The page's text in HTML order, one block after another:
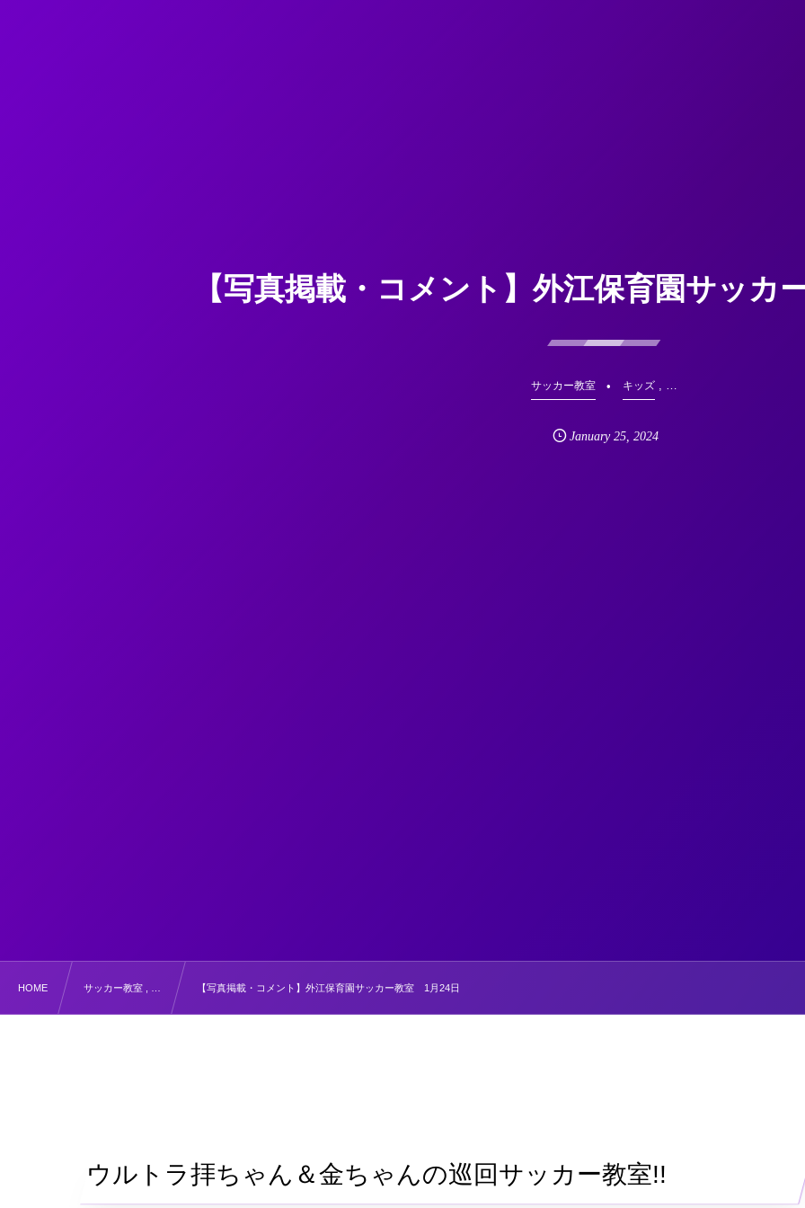
【写真掲載・コメント】外江保育園サッ
サッカー教室 キッズ, …
January 25,2024
HOME サッカー教室 , … 【写真掲載・コメント】外江保育園サッカー教室 1月24日
ウルトラ拝ちゃん＆金ちゃんの巡回サッカー教室!!